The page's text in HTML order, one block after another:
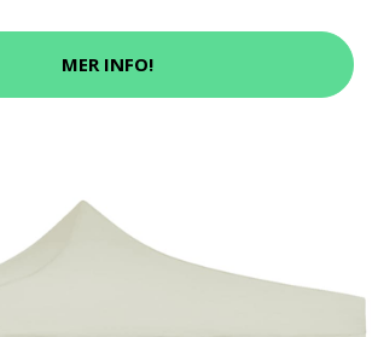
MER INFO!